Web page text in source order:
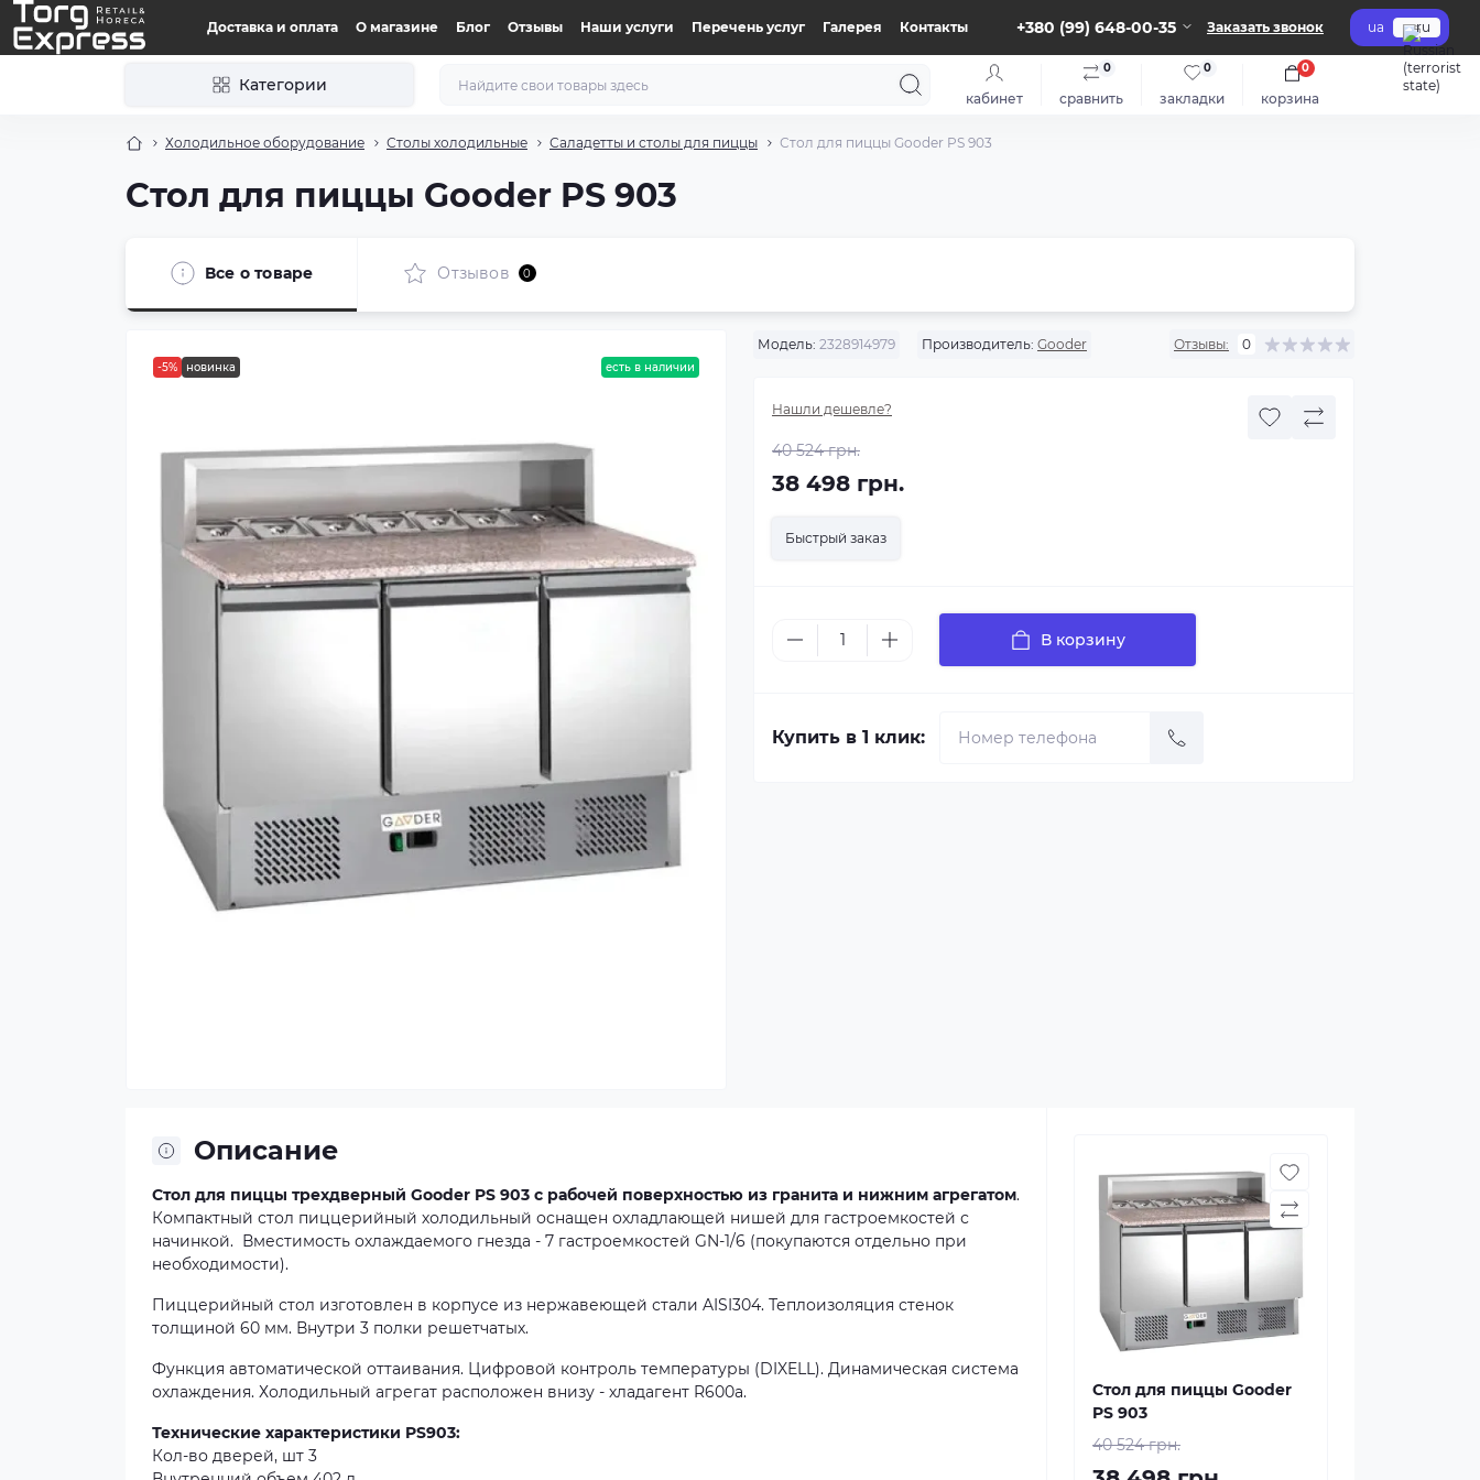
Доставка и оплата О магазине Блог Отзывы Наши услуги Перечень услуг Галерея Контакты +380 (99) 648-00-35 Заказать звонок ua ru
Категории
кабинет сравнить
0
закладки
0
корзина
0
Холодильное оборудование Столы холодильные Саладетты и столы для пиццы Стол для пиццы Gooder PS 903
Стол для пиццы Gooder PS 903
Все о товаре Отзывов 0
-5% новинка есть в наличии
Модель: 2328914979 Производитель: Gooder Отзывы: 0
Нашли дешевле?
40 524 грн.
38 498 грн.
Быстрый заказ
В корзину
Купить в 1 клик:
Описание
Стол для пиццы трехдверный Gooder PS 903 с рабочей поверхностью из гранита и нижним агрегатом.
Компактный стол пиццерийный холодильный оснащен охладлающей нишей для гастроемкостей с
начинкой. Вместимость охлаждаемого гнезда - 7 гастроемкостей GN-1/6 (покупаются отдельно при
необходимости).
Пиццерийный стол изготовлен в корпусе из нержавеющей стали AISI304. Теплоизоляция стенок
толщиной 60 мм. Внутри 3 полки решетчатых.
Функция автоматической оттаивания. Цифровой контроль температуры (DIXELL). Динамическая система
охлаждения. Холодильный агрегат расположен внизу - хладагент R600a.
Технические характеристики PS903:
Кол-во дверей, шт 3
Стол для пиццы Gooder
PS 903
40 524 грн.